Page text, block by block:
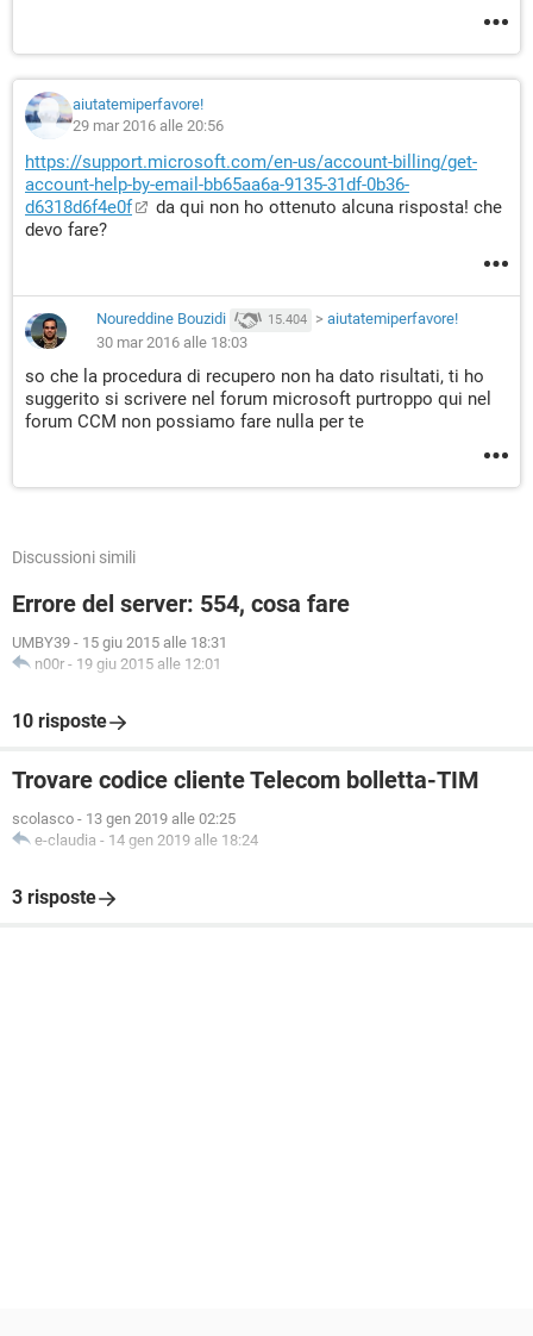
aiutatemiperfavore!
29 mar 2016 alle 20:56
https://support.microsoft.com/en-us/account-billing/get-
account-help-by-email-bb65aa6a-9135-31df-0b36-
d6318d6f4e0f
da qui non ho ottenuto alcuna risposta! che
devo fare?
Noureddine Bouzidi 15.404 > aiutatemiperfavore!
30 mar 2016 alle 18:03
so che la procedura di recupero non ha dato risultati, ti ho
suggerito si scrivere nel forum microsoft purtroppo qui nel
forum CCM non possiamo fare nulla per te
Discussioni simili
Errore del server: 554, cosa fare
UMBY39 - 15 giu 2015 alle 18:31
n00r - 19 giu 2015 alle 12:01
10 risposte
Trovare codice cliente Telecom bolletta-TIM
scolasco - 13 gen 2019 alle 02:25
e-claudia - 14 gen 2019 alle 18:24
3 risposte